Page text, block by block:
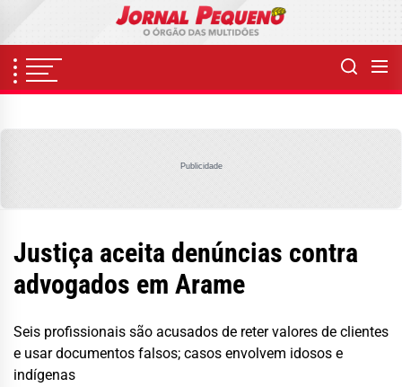
content
Publicidade
Justiça aceita denúncias contra
advogados em Arame
Seis profissionais são acusados de reter valores de clientes
e usar documentos falsos; casos envolvem idosos e
indígenas